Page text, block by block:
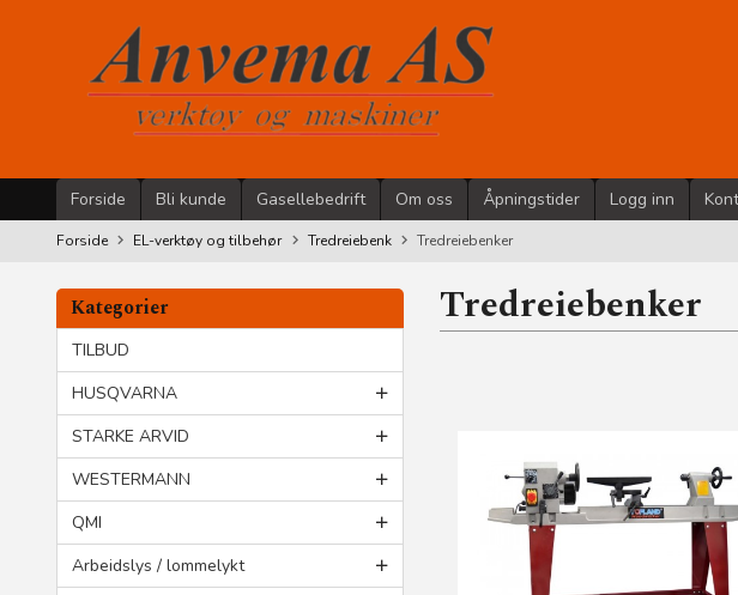
Forside Bli kunde Gasellebedrift Om oss Åpningstider Logg inn
Forside EL-verktøy og tilbehør Tredreiebenk Tredreiebenker
Kategorier
TILBUD
HUSQVARNA
STARKE ARVID
WESTERMANN
QMI
Arbeidslys / lommelykt
Tredreiebenker